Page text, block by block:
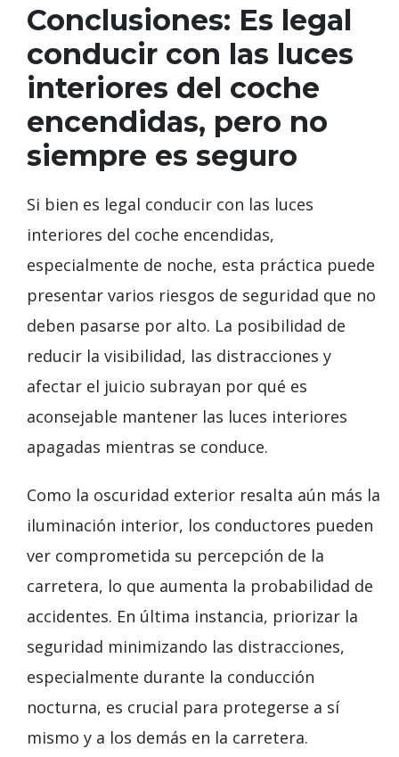
Conclusiones: Es legal
conducir con las luces
interiores del coche
encendidas, pero no
siempre es seguro
Si bien es legal conducir con las luces
interiores del coche encendidas,
especialmente de noche, esta práctica puede
presentar varios riesgos de seguridad que no
deben pasarse por alto. La posibilidad de
reducir la visibilidad, las distracciones y
afectar el juicio subrayan por qué es
aconsejable mantener las luces interiores
apagadas mientras se conduce.
Como la oscuridad exterior resalta aún más la
iluminación interior, los conductores pueden
ver comprometida su percepción de la
carretera, lo que aumenta la probabilidad de
accidentes. En última instancia, priorizar la
seguridad minimizando las distracciones,
especialmente durante la conducción
nocturna, es crucial para protegerse a sí
mismo y a los demás en la carretera.